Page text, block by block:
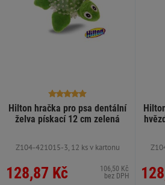
Hilton hračka pro psa dentální
želva pískací 12 cm zelená
Z104-421015-3, 12 ks v kartonu
128,87 Kč
106,50 Kč
bez DPH